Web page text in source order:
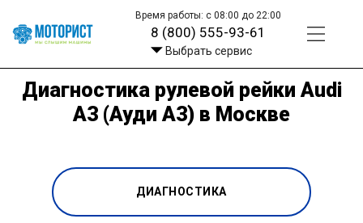
Время работы: с 08:00 до 22:00
8 (800) 555-93-61
Выбрать сервис
Диагностика рулевой рейки Audi
A3 (Ауди А3) в Москве
ДИАГНОСТИКА